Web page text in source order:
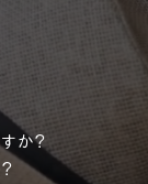
か？